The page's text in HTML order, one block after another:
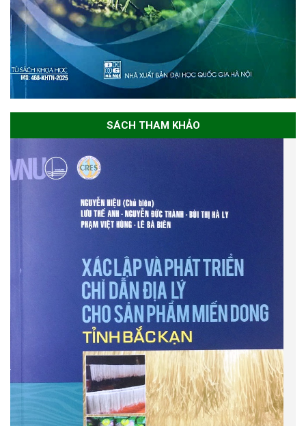
SÁCH THAM KHẢO